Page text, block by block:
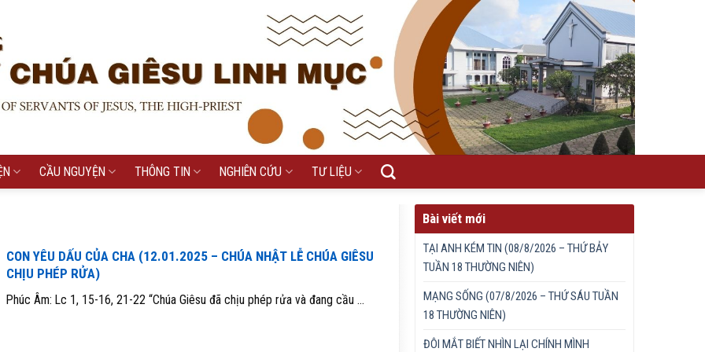
CẦU NGUYỆN THÔNG TIN NGHIÊN CỨU TƯ LIỆU
CON YÊU DẤU CỦA CHA (12.01.2025 – CHÚA NHẬT LỄ CHÚA GIÊSU
CHỊU PHÉP RỬA)
Phúc Âm: Lc 1, 15-16, 21-22 “Chúa Giêsu đã chịu phép rửa và đang cầu ...
Bài viết mới
TẠI ANH KÉM TIN (08/8/2026 – THỨ BẢY
TUẦN 18 THƯỜNG NIÊN)
MẠNG SỐNG (07/8/2026 – THỨ SÁU TUẦN
18 THƯỜNG NIÊN)
ĐÔI MẮT BIẾT NHÌN LẠI CHÍNH MÌNH